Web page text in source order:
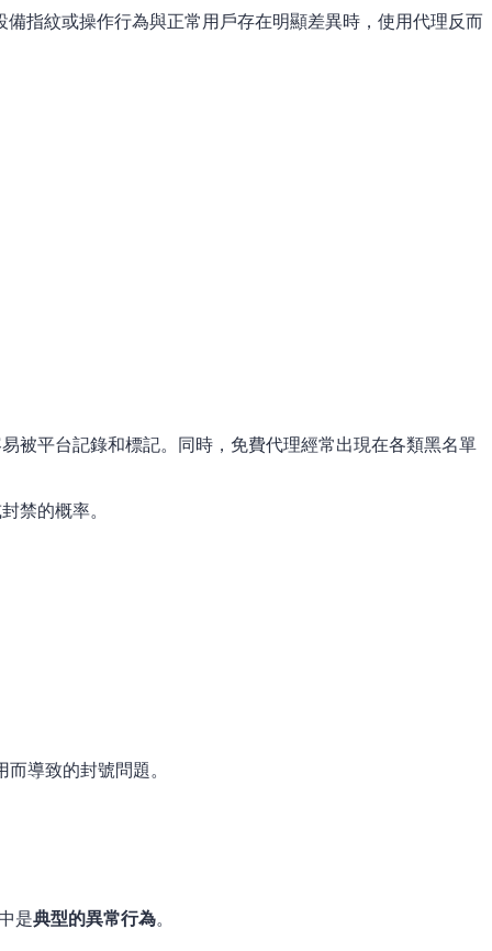
指紋或操作行為與正常用戶存在明顯差異時，使用代理反而
被平台記錄和標記。同時，免費代理經常出現在各類黑名單
禁的概率。
導致的封號問題。
是典型的異常行為。